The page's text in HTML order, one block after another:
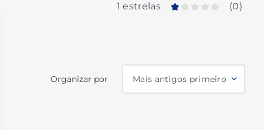
1 estrelas
(0)
Organizar por Mais antigos primeiro